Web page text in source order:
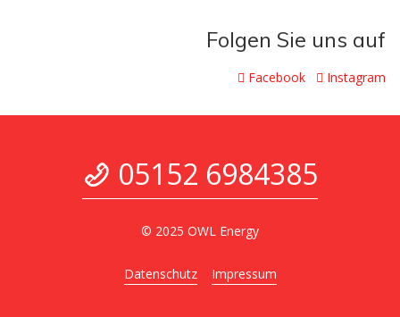
Folgen Sie uns auf
Facebook Instagram
05152 6984385
© 2025 OWL Energy
Datenschutz Impressum